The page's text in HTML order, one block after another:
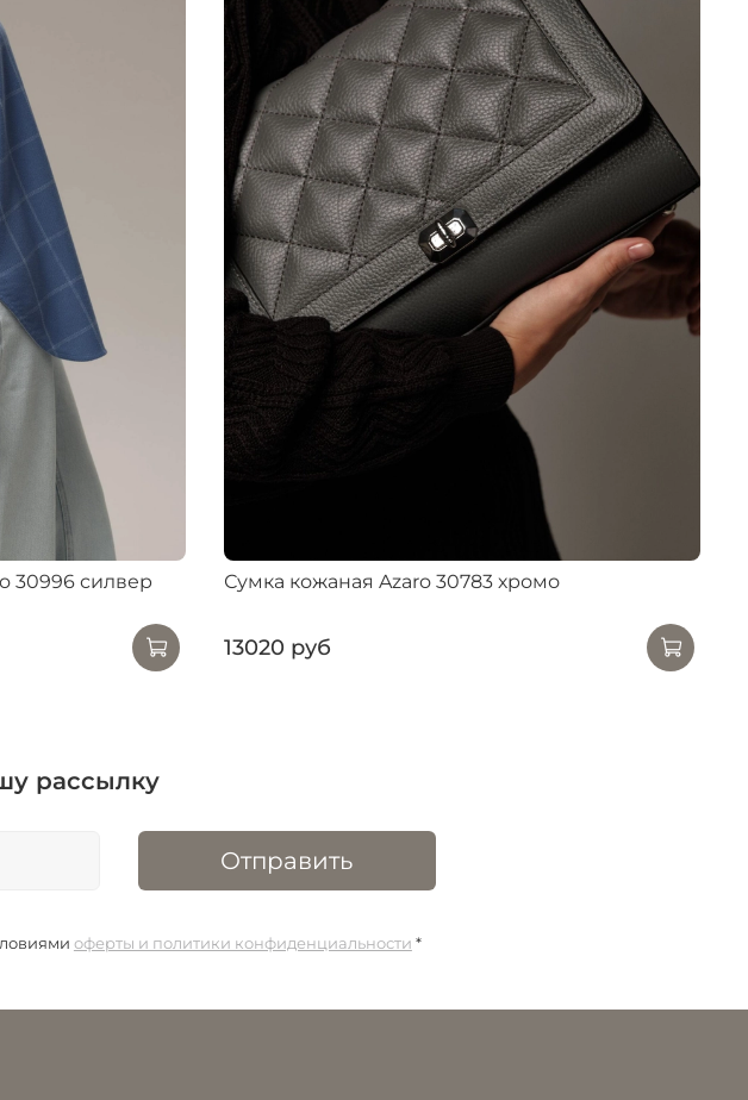
30996 силвер Сумка кожаная Azaro 30783 хромо
13020 руб
рассылку
Отправить
оферты и политики конфиденциальности *